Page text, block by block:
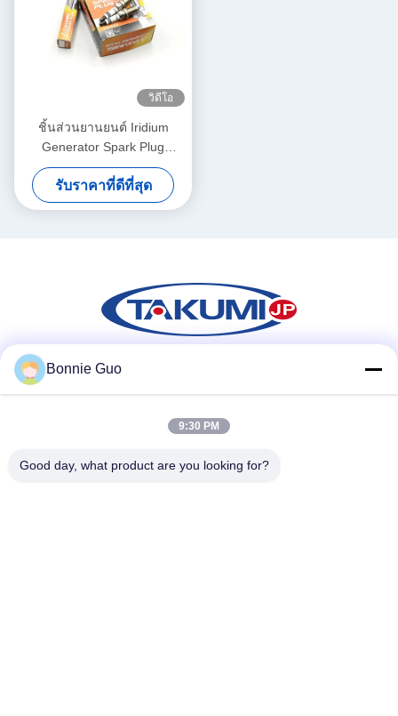
วิดีโอ
ชิ้นส่วนยานยนต์ Iridium
Generator Spark Plug
สำหรับ Toyoya Car Gas
Engine Cdha
รับราคาที่ดีที่สุด
ติดต่อเร็ว
Bonnie Guo
9:30 PM
Good day, what product are you looking for?